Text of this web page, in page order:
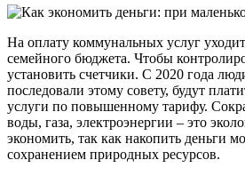
На оплату коммунальных услуг уходит
семейного бюджета. Чтобы
установить счетчики. С 2020 года
последовали этому совету, будут
услуги по повышенному тарифу.
воды, газа, электроэнергии – это
экономить, так как накопить деньги
сохранением природных ресурсов.